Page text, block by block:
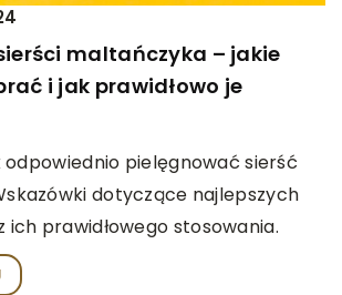
maltańczyka – jakie
i jak prawidłowo je
odpowiednio pielęgnować sierść
dotyczące najlepszych
prawidłowego stosowania.